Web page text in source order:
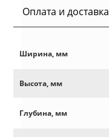
Оплата и доставка
Ширина, мм
Высота, мм
Глубина, мм